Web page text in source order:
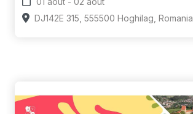
DJ142E 315, 555500 Hoghilag, Romania